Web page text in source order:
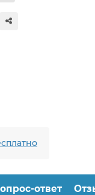
ответ